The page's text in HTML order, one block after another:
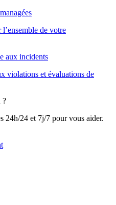
de votre
aux incidents
violations et évaluations de
?
24h/24 et 7j/7 pour vous aider.